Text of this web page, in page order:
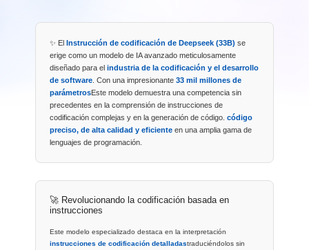
✨ El Instrucción de codificación de Deepseek (33B) se
erige como un modelo de IA avanzado meticulosamente
diseñado para elindustria de la codificación y el desarrollo
de software. Con una impresionante33 mil millones de
parámetrosEste modelo demuestra una competencia sin
precedentes en la comprensión de instrucciones de
codificación complejas y en la generación de código.código
preciso, de alta calidad y eficiente en una amplia gama de
lenguajes de programación.
🚀 Revolucionando la codificación basada en
instrucciones
Este modelo especializado destaca en la interpretación
instrucciones de codificación detalladastraduciéndolos sin